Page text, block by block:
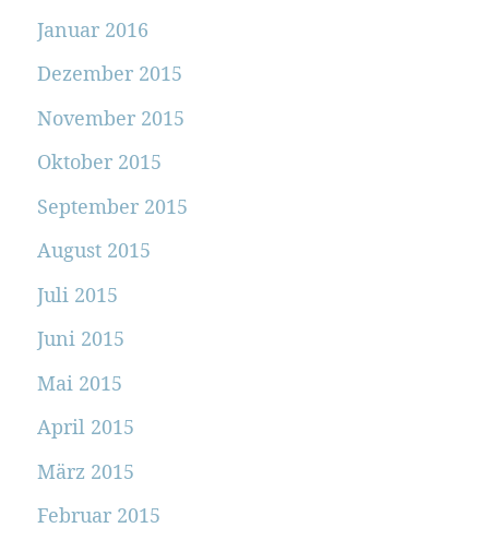
Januar 2016
Dezember 2015
November 2015
Oktober 2015
September 2015
August 2015
Juli 2015
Juni 2015
Mai 2015
April 2015
März 2015
Februar 2015